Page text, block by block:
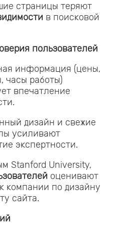
страницы теряют
в поисковой
пользователей
информация (цены,
часы работы)
впечатление
дизайн и свежие
усиливают
экспертности.
Stanford University,
оценивают
компании по дизайну
сайта.